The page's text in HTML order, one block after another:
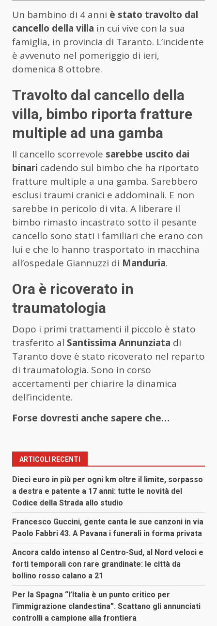
Un bambino di 4 anni è stato travolto dal
cancello della villa in cui vive con la sua
famiglia, in provincia di Taranto. L’incidente
è avvenuto nel pomeriggio di ieri,
domenica 8 ottobre.
Travolto dal cancello della
villa, bimbo riporta fratture
multiple ad una gamba
Il cancello scorrevole sarebbe uscito dai
binari cadendo sul bimbo che ha riportato
fratture multiple a una gamba. Sarebbero
esclusi traumi cranici e addominali. E non
sarebbe in pericolo di vita. A liberare il
bimbo rimasto incastrato sotto il pesante
cancello sono stati i familiari che erano con
lui e che lo hanno trasportato in macchina
all’ospedale Giannuzzi di Manduria.
Ora è ricoverato in
traumatologia
Dopo i primi trattamenti il piccolo è stato
trasferito al Santissima Annunziata di
Taranto dove è stato ricoverato nel reparto
di traumatologia. Sono in corso
accertamenti per chiarire la dinamica
dell’incidente.
Forse dovresti anche sapere che…
ARTICOLI RECENTI
Dieci euro in più per ogni km oltre il limite, sorpasso
a destra e patente a 17 anni: tutte le novità del
Codice della Strada allo studio
Francesco Guccini, gente canta le sue canzoni in via
Paolo Fabbri 43. A Pavana i funerali in forma privata
Ancora caldo intenso al Centro-Sud, al Nord veloci e
forti temporali con rare grandinate: le città da
bollino rosso calano a 21
Per la Spagna “l’Italia è un punto critico per
l’immigrazione clandestina”. Scattano gli annunciati
controlli a campione alla frontiera